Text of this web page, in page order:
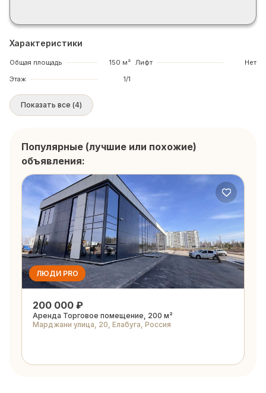
Характеристики
Общая площадь
150 м²
Этаж
1/1
Лифт Нет
Показать все (4)
Популярные (лучшие или похожие)
объявления:
ЛЮДИ PRO
200 000 ₽
Аренда Торговое помещение, 200 м²
Марджани улица, 20, Елабуга, Россия